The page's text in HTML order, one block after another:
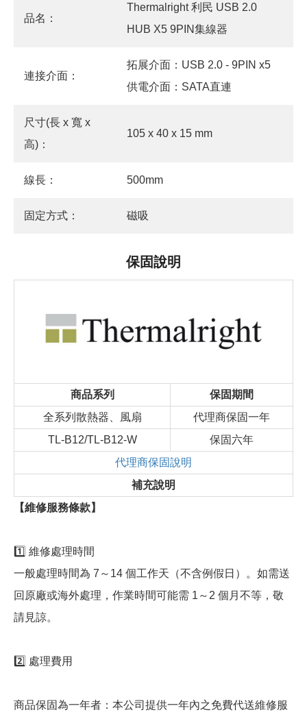
品名：
Thermalright 利民 USB 2.0
HUB X5 9PIN集線器
連接介面：
拓展介面：USB 2.0 - 9PIN x5
供電介面：SATA直連
尺寸(長 x 寬 x
高)：
105 x 40 x 15 mm
線長： 500mm
固定方式： 磁吸
保固說明
商品系列
保固期間
全系列散熱器、風扇
代理商保固一年
TL-B12/TL-B12-W
保固六年
代理商保固說明
補充說明
【維修服務條款】
1️⃣ 維修處理時間
一般處理時間為 7～14 個工作天（不含例假日）。如需送
回原廠或海外處理，作業時間可能需 1～2 個月不等，敬
請見諒。
2️⃣ 處理費用
商品保固為一年者：本公司提供一年內之免費代送維修服